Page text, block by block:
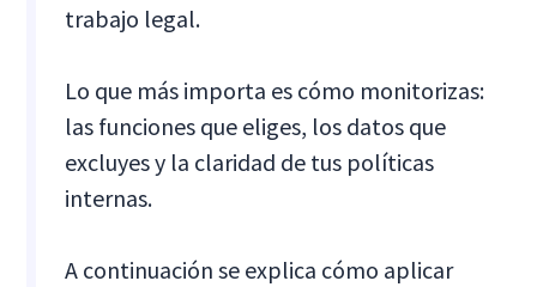
trabajo legal.
Lo que más importa es cómo monitorizas:
las funciones que eliges, los datos que
excluyes y la claridad de tus políticas
internas.
A continuación se explica cómo aplicar